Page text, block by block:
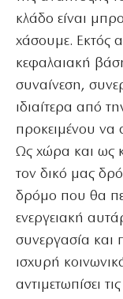
κλάδο είναι
χάσουμε. Εκτός
κεφαλαιακή
συναίνεση,
ιδιαίτερα από
προκειμένου να
Ως χώρα και ως
τον δικό μας
δρόμο που θα
ενεργειακή
συνεργασία και
ισχυρή
αντιμετωπίσει